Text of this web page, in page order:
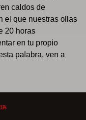
caldos de
el que nuestras ollas
20 horas
en tu propio
palabra, ven a